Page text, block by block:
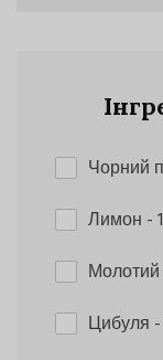
Чорний
Лимон -
Цибуля